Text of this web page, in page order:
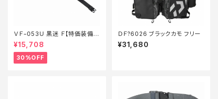
ＶＦ−053Ｕ 黒迷 Ｆ【特価装備】
【30】
¥15,708
30%OFF
ＤＦ?6026 ブラックカモ フリー
¥31,680